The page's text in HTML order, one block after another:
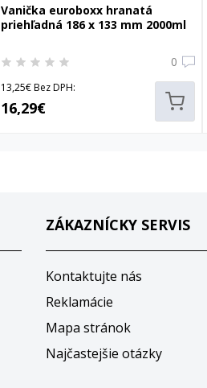
Vanička euroboxx hranatá
priehľadná 186 x 133 mm 2000ml
0
13,25€ Bez DPH:
16,29€
ZÁKAZNÍCKY SERVIS
Kontaktujte nás
Reklamácie
Mapa stránok
Najčastejšie otázky